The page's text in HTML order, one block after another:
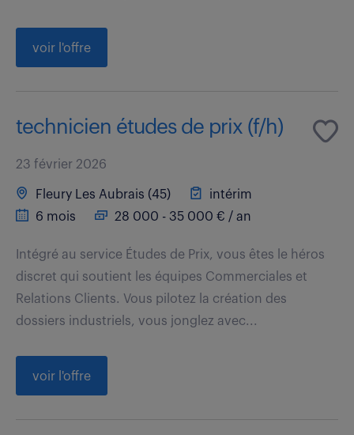
voir l'offre
technicien études de prix (f/h)
23 février 2026
Fleury Les Aubrais (45)
intérim
6 mois
28 000 - 35 000 € / an
Intégré au service Études de Prix, vous êtes le héros
discret qui soutient les équipes Commerciales et
Relations Clients. Vous pilotez la création des
dossiers industriels, vous jonglez avec...
voir l'offre